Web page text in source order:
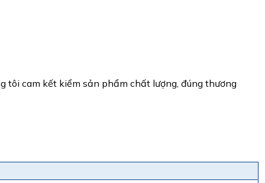
tôi cam kết kiểm sản phẩm chất lượng, đúng thương